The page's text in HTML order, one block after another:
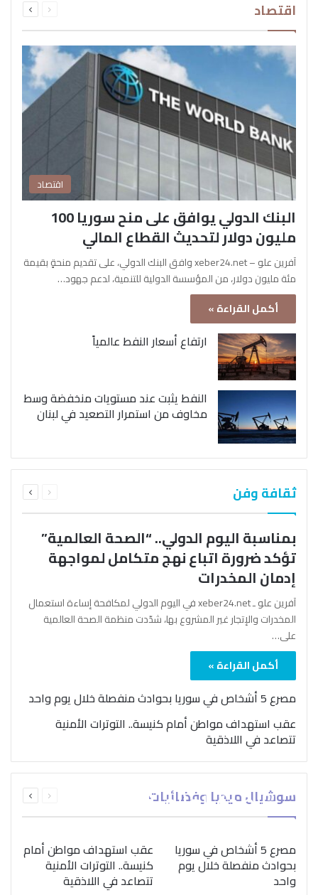
اقتصاد الصفحةالصفحة
اقتصاد
البنك الدولي يوافق على منح سوريا 100
مليون دولار لتحديث القطاع المالي
آفرين علو – xeber24.net وافق البنك الدولي، على تقديم منحةٍ بقيمة
مئة مليون دولار، من المؤسسة الدولية للتنمية، لدعم جهود…
أكمل القراءة »
ارتفاع أسعار النفط عالمياً
النفط يثبت عند مستويات منخفضة وسط
مخاوف من استمرار التصعيد في لبنان
ثقافة وفن الصفحةالصفحة
بمناسبة اليوم الدولي.. “الصحة العالمية”
تؤكد ضرورة اتباع نهج متكامل لمواجهة
إدمان المخدرات
آفرين علو ـ xeber24.net في اليوم الدولي لمكافحة إساءة استعمال
المخدرات والإتجار غير المشروع بها، شدّدت منظمة الصحة العالمية
على…
أكمل القراءة »
مصرع 5 أشخاص في سوريا بحوادث منفصلة خلال يوم واحد
عقب استهداف مواطن أمام كنيسة.. التوترات الأمنية
تتصاعد في اللاذقية
سوشيال ميديا وفضائيات الصفحةالصفحة
بمناسبة اليوم الدولي..
“الصحة العالمية” تؤكد
ضرورة اتباع نهج متكامل
لمواجهة إدمان المخدرات
مصرع 5 أشخاص في سوريا
بحوادث منفصلة خلال يوم
واحد
عقب استهداف مواطن أمام
كنيسة.. التوترات الأمنية
تتصاعد في اللاذقية